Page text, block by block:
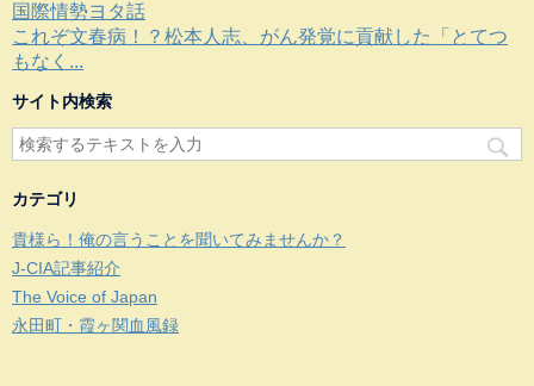
国際情勢ヨタ話
これぞ文春病！？松本人志、がん発覚に貢献した「とてつ
もなく...
サイト内検索
カテゴリ
貴様ら！俺の言うことを聞いてみませんか？
J-CIA記事紹介
The Voice of Japan
永田町・霞ヶ関血風録